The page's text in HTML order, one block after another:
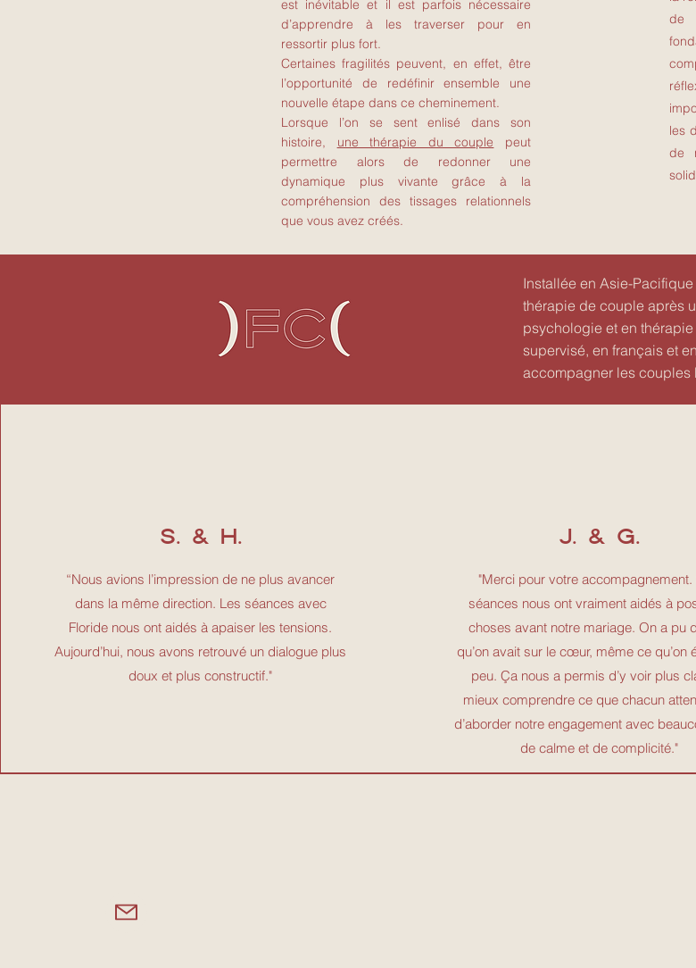
est inévitable et il est parfois nécessaire
d’apprendre à les traverser pour en
ressortir plus fort.
Certaines fragilités peuvent, en effet, être
l’opportunité de redéfinir ensemble une
nouvelle étape dans ce cheminement.
Lorsque l’on se sent enlisé dans son
histoire, une thérapie du couple peut
permettre alors de redonner une
dynamique plus vivante grâce à la
compréhension des tissages relationnels
que vous avez créés.
de
les
de
Installée en Asie-
thérapie de couple après
psychologie et en
supervisé, en français et
accompagner les couples
S. & H.
“Nous avions l’impression de ne plus avancer
dans la même direction. Les séances avec
Floride nous ont aidés à apaiser les tensions.
Aujourd’hui, nous avons retrouvé un dialogue plus
doux et plus constructif."
J. & G.
"Merci pour votre accompagnement.
séances nous ont vraiment aidés à
choses avant notre mariage. On a pu
qu’on avait sur le cœur, même ce qu’on
peu. Ça nous a permis d’y voir plus
mieux comprendre ce que chacun
d’aborder notre engagement avec
de calme et de complicité."